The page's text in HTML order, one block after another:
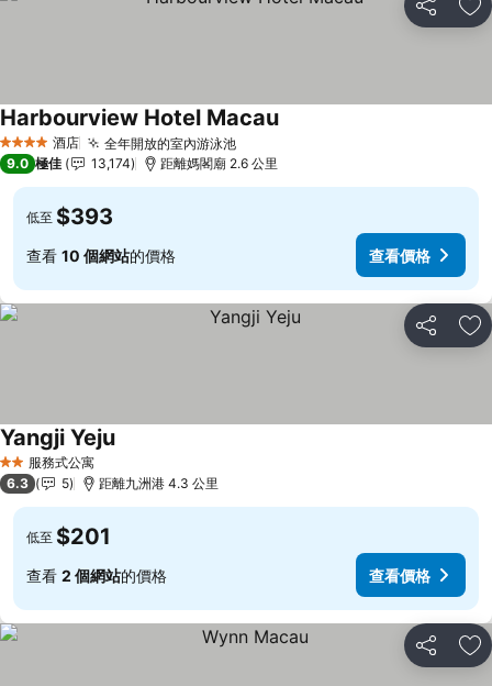
分享 放
4 星級 酒店 全年開放的室內游泳池
Harbourview Hotel Macau
9.0 極佳 13,174 距離媽閣廟 2.6 公里
低至 $393
查看 10 個網站的價格 查看價格
分享 放
2 星級服務式公寓
Yangji Yeju
6.3 5 距離九洲港 4.3 公里
低至 $201
查看 2 個網站的價格 查看價格
分享 放